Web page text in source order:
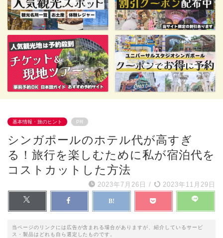
基本情報・旅のヒント PR
シンガポールのホテル代が高すぎ
る！旅行を楽しむために私が宿泊代を
コストカットした方法
2023年7月26日 / 2023年11月29日
当ページのリンクには広告が含まれる場合がありますが、紹介しているサービ
ス・製品はどれも自ら選定したものです。